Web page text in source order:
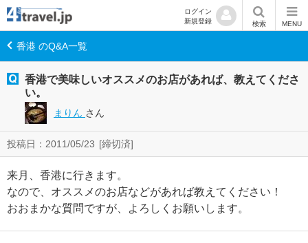
ログイン
新規登録
検索 MENU
香港 のQ&A一覧
香港で美味しいオススメのお店があれば、教えてくださ
い。
まりん さん
投稿日：2011/05/23 [締切済]
来月、香港に行きます。
なので、オススメのお店などがあれば教えてください！
おおまかな質問ですが、よろしくお願いします。